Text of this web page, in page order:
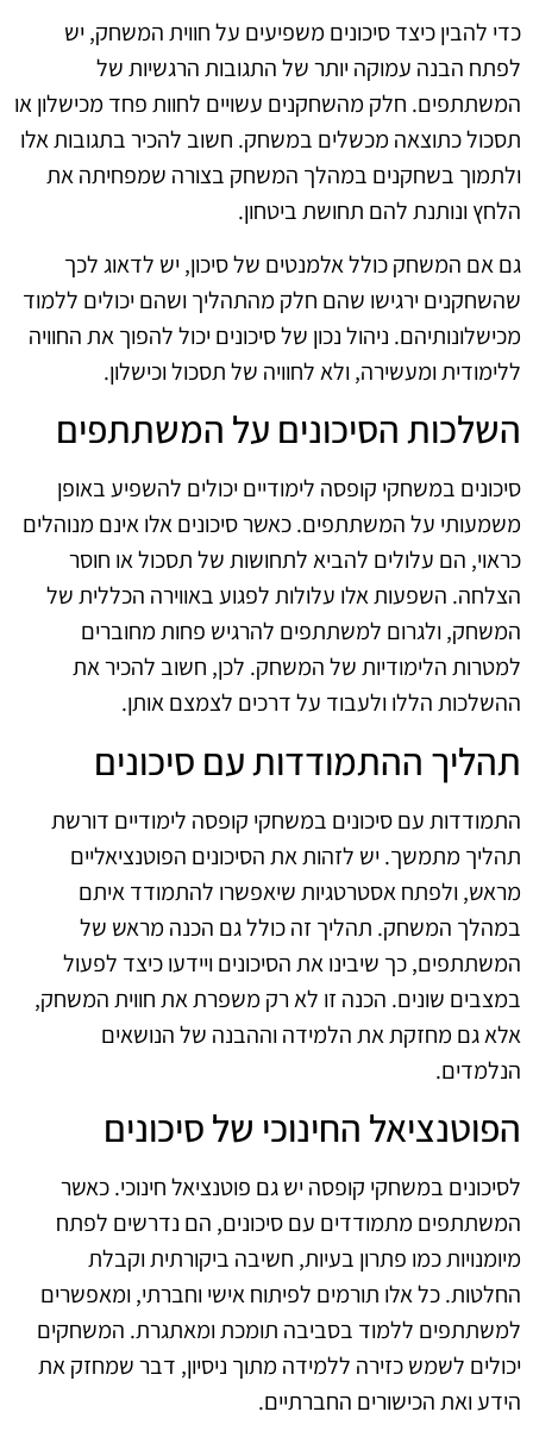
כדי להבין כיצד סיכונים משפיעים על חווית המשחק, יש
לפתח הבנה עמוקה יותר של התגובות הרגשיות של
המשתתפים. חלק מהשחקנים עשויים לחוות פחד מכישלון או
תסכול כתוצאה מכשלים במשחק. חשוב להכיר בתגובות אלו
ולתמוך בשחקנים במהלך המשחק בצורה שמפחיתה את
הלחץ ונותנת להם תחושת ביטחון.
גם אם המשחק כולל אלמנטים של סיכון, יש לדאוג לכך
שהשחקנים ירגישו שהם חלק מהתהליך ושהם יכולים ללמוד
מכישלונותיהם. ניהול נכון של סיכונים יכול להפוך את החוויה
ללימודית ומעשירה, ולא לחוויה של תסכול וכישלון.
השלכות הסיכונים על המשתתפים
סיכונים במשחקי קופסה לימודיים יכולים להשפיע באופן
משמעותי על המשתתפים. כאשר סיכונים אלו אינם מנוהלים
כראוי, הם עלולים להביא לתחושות של תסכול או חוסר
הצלחה. השפעות אלו עלולות לפגוע באווירה הכללית של
המשחק, ולגרום למשתתפים להרגיש פחות מחוברים
למטרות הלימודיות של המשחק. לכן, חשוב להכיר את
ההשלכות הללו ולעבוד על דרכים לצמצם אותן.
תהליך ההתמודדות עם סיכונים
התמודדות עם סיכונים במשחקי קופסה לימודיים דורשת
תהליך מתמשך. יש לזהות את הסיכונים הפוטנציאליים
מראש, ולפתח אסטרטגיות שיאפשרו להתמודד איתם
במהלך המשחק. תהליך זה כולל גם הכנה מראש של
המשתתפים, כך שיבינו את הסיכונים ויידעו כיצד לפעול
במצבים שונים. הכנה זו לא רק משפרת את חווית המשחק,
אלא גם מחזקת את הלמידה וההבנה של הנושאים
הנלמדים.
הפוטנציאל החינוכי של סיכונים
לסיכונים במשחקי קופסה יש גם פוטנציאל חינוכי. כאשר
המשתתפים מתמודדים עם סיכונים, הם נדרשים לפתח
מיומנויות כמו פתרון בעיות, חשיבה ביקורתית וקבלת
החלטות. כל אלו תורמים לפיתוח אישי וחברתי, ומאפשרים
למשתתפים ללמוד בסביבה תומכת ומאתגרת. המשחקים
יכולים לשמש כזירה ללמידה מתוך ניסיון, דבר שמחזק את
הידע ואת הכישורים החברתיים.